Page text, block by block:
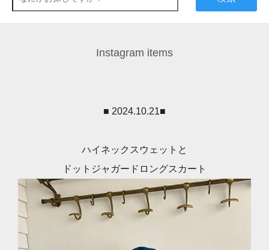
Instagram items
■ 2024.10.21■
ハイネックスウェットと
ドットジャガードロングスカート